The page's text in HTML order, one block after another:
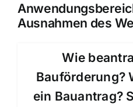
Ausnahmen des
Wie
Bauförderung?
ein Bauantrag?